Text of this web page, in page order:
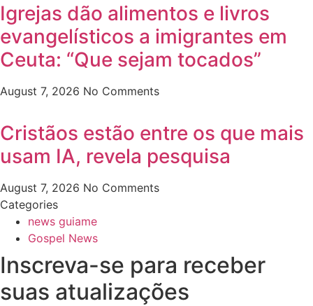
Igrejas dão alimentos e livros
evangelísticos a imigrantes em
Ceuta: “Que sejam tocados”
August 7, 2026 No Comments
Cristãos estão entre os que mais
usam IA, revela pesquisa
August 7, 2026 No Comments
Categories
news guiame
Gospel News
Inscreva-se para receber
suas atualizações